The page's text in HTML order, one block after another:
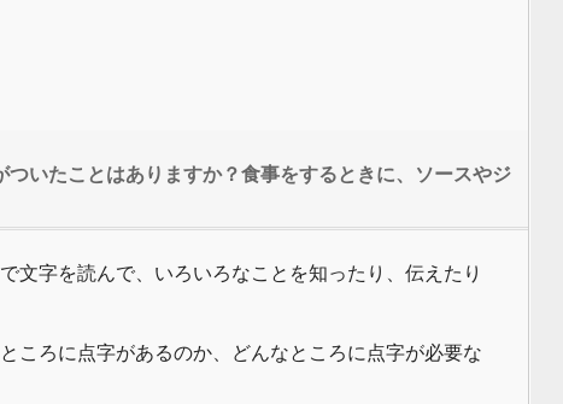
いたことはありますか？食事をするときに、ソースやジ
文字を読んで、いろいろなことを知ったり、伝えたり
ころに点字があるのか、どんなところに点字が必要な